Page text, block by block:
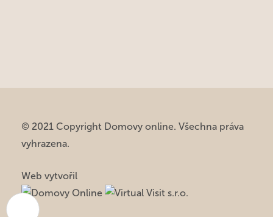
© 2021 Copyright Domovy online. Všechna práva
vyhrazena.
Web vytvořil